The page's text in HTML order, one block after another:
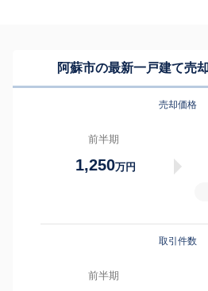
阿蘇市の最新一戸建て売
売却価格
前半期
1,250万円
取引件数
前半期